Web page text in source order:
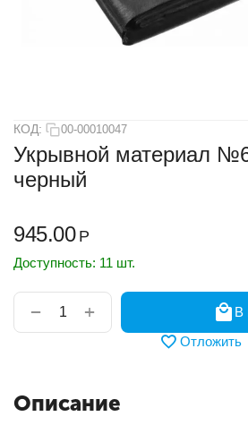
КОД: 00-00010047
Укрывной материал
черный
945.00 Р
Доступность: 11 шт.
+
−
В
Отложить
Описание